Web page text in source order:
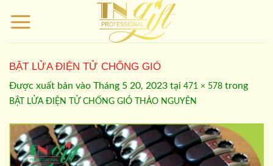
qua
BẬT LỬA ĐIỆN TỬ CHỐNG GIÓ
Được xuất bản vào Tháng 5 20, 2023 tại 471 × 578 trong
BẬT LỬA ĐIỆN TỬ CHỐNG GIÓ THẢO NGUYÊN